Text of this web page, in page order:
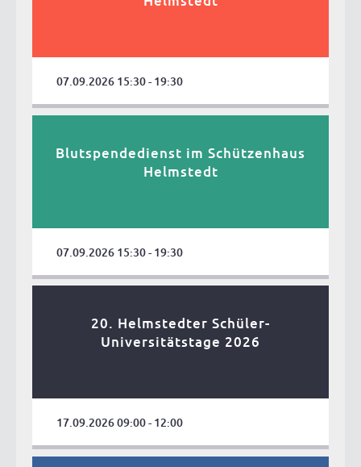
07.09.2026 15:30 - 19:30
Blutspendedienst im Schützenhaus
Helmstedt
07.09.2026 15:30 - 19:30
20. Helmstedter Schüler-
Universitätstage 2026
17.09.2026 09:00 - 12:00